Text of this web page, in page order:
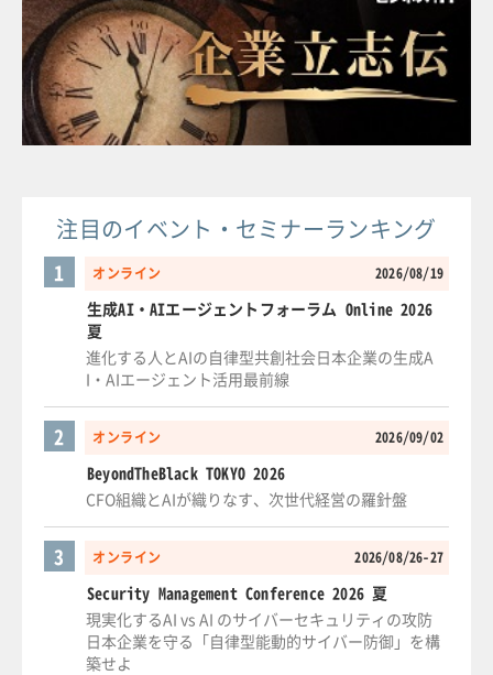
注目のイベント・セミナーランキング
オンライン 2026/08/19
1
生成AI・AIエージェントフォーラム Online 2026
夏
進化する人とAIの自律型共創社会日本企業の生成A
I・AIエージェント活用最前線
オンライン 2026/09/02
2
BeyondTheBlack TOKYO 2026
CFO組織とAIが織りなす、次世代経営の羅針盤
オンライン 2026/08/26-27
3
Security Management Conference 2026 夏
現実化するAI vs AI のサイバーセキュリティの攻防
日本企業を守る「自律型能動的サイバー防御」を構
築せよ